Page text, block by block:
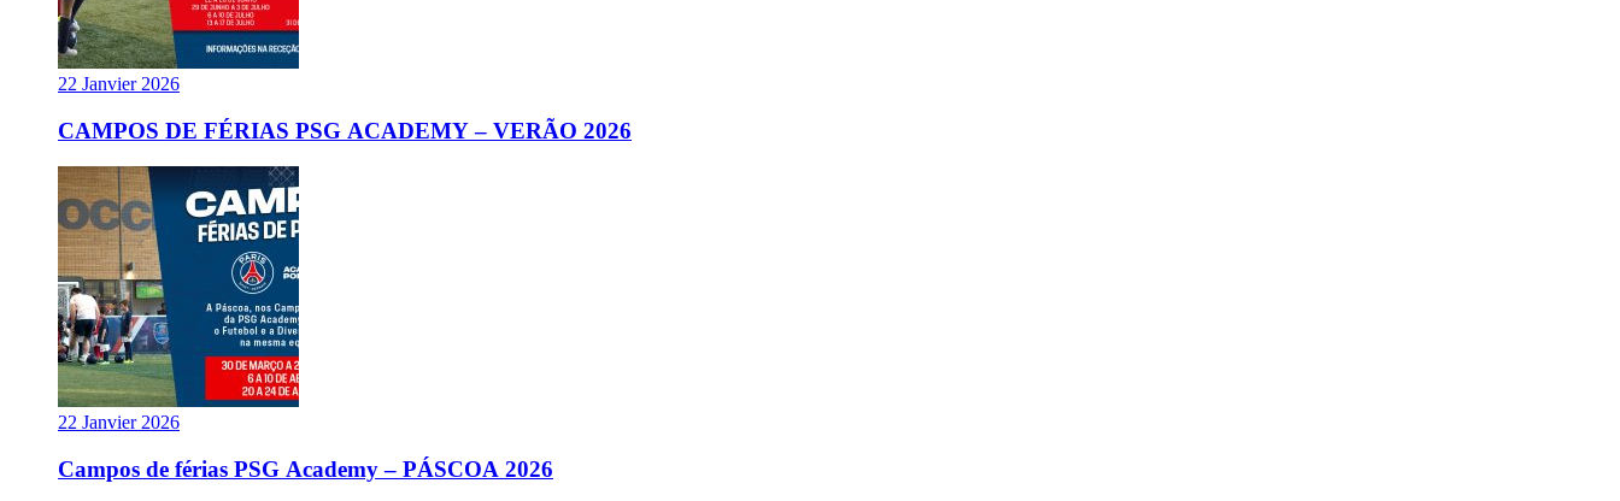
22 Janvier 2026
CAMPOS DE FÉRIAS PSG ACADEMY – VERÃO 2026
22 Janvier 2026
Campos de férias PSG Academy – PÁSCOA 2026